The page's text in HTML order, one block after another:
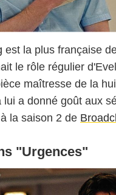
est la plus française
le rôle régulier
maîtresse de la
lui a donné goût aux
la saison 2 de
"Urgences"